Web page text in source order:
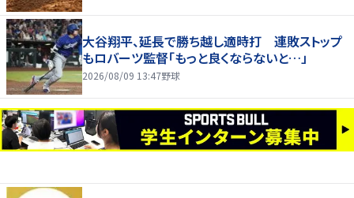
大谷翔平、延長で勝ち越し適時打 連敗ストップ
もロバーツ監督「もっと良くならないと…」
2026/08/09 13:47野球